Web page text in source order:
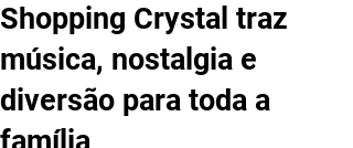
Shopping Crystal traz
música, nostalgia e
diversão para toda a